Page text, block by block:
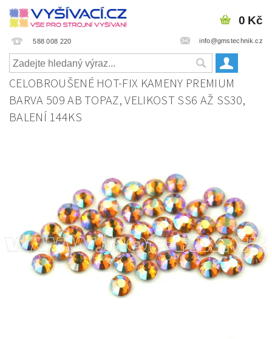
588 008 220 info@gmstechnik.cz
0 Kč
CELOBROUŠENÉ HOT-FIX KAMENY PREMIUM
BARVA 509 AB TOPAZ, VELIKOST SS6 AŽ SS30,
BALENÍ 144KS